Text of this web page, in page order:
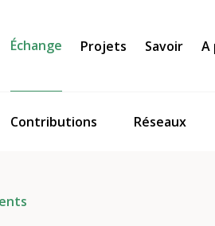
Échange
Contributions Réseaux
Projets Savoir A